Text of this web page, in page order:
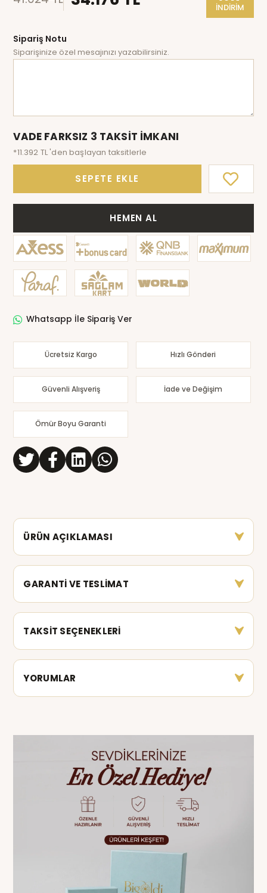
İNDİRİM
Sipariş Notu
Siparişinize özel mesajınızı yazabilirsiniz.
VADE FARKSIZ 3 TAKSİT İMKANI
*11.392 TL 'den başlayan taksitlerle
SEPETE EKLE
HEMEN AL
Whatsapp İle Sipariş Ver
Ücretsiz Kargo Hızlı Gönderi
Güvenli Alışveriş İade ve Değişim
Ömür Boyu Garanti
ÜRÜN AÇIKLAMASI
GARANTİ VE TESLİMAT
TAKSİT SEÇENEKLERİ
YORUMLAR